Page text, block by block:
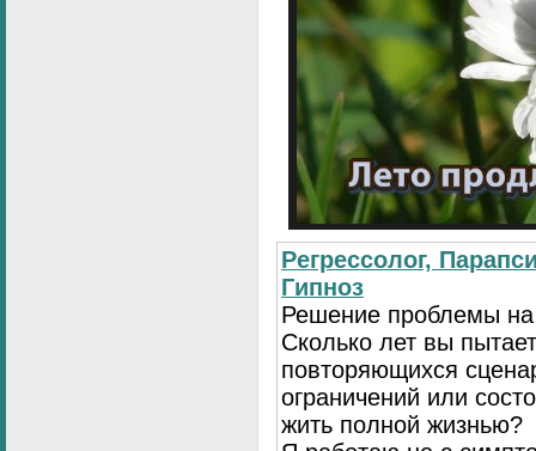
Регрессолог,
Гипноз
Решение проблемы на
Сколько лет вы
повторяющихся
ограничений или
жить полной жизнью?